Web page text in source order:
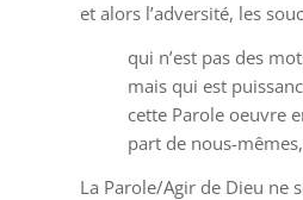
et alors l’adversité, les
qui n’est pas des
mais qui est
cette Parole oeuvre
part de nous-
La Parole/Agir de Dieu ne